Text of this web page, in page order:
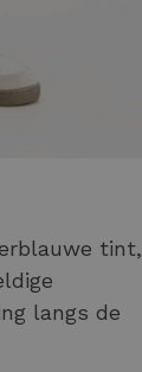
tint,
langs de